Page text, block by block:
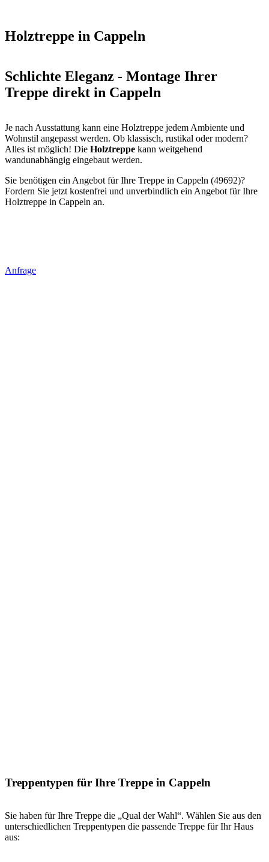
Holztreppe in Cappeln
Schlichte Eleganz - Montage Ihrer
Treppe direkt in Cappeln
Je nach Ausstattung kann eine Holztreppe jedem Ambiente und
Wohnstil angepasst werden. Ob klassisch, rustikal oder modern?
Alles ist möglich! Die Holztreppe kann weitgehend
wandunabhängig eingebaut werden.
Sie benötigen ein Angebot für Ihre Treppe in Cappeln (49692)?
Fordern Sie jetzt kostenfrei und unverbindlich ein Angebot für Ihre
Holztreppe in Cappeln an.
Anfrage
Treppentypen für Ihre Treppe in Cappeln
Sie haben für Ihre Treppe die „Qual der Wahl“. Wählen Sie aus den
unterschiedlichen Treppentypen die passende Treppe für Ihr Haus
aus: